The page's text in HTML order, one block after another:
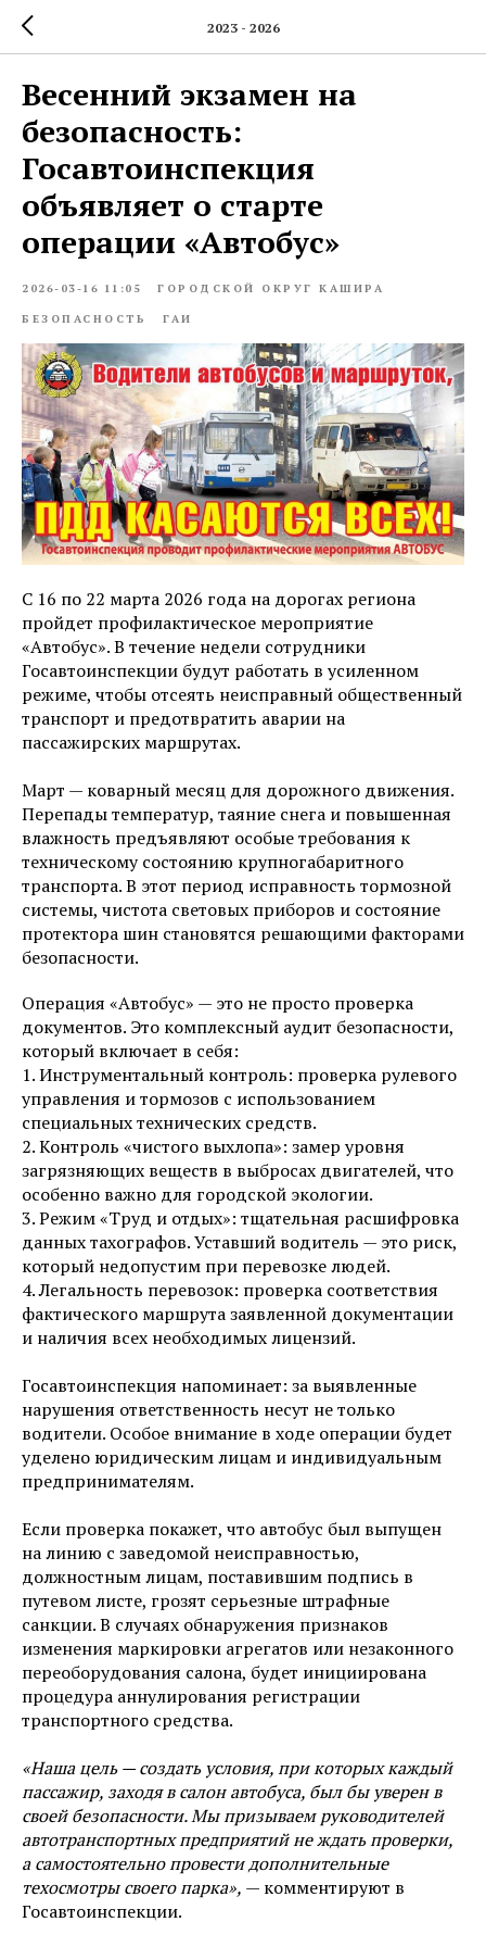
2023 - 2026
Весенний экзамен на
безопасность:
Госавтоинспекция
объявляет о старте
операции «Автобус»
2026-03-16 11:05 ГОРОДСКОЙ ОКРУГ КАШИРА
БЕЗОПАСНОСТЬ ГАИ
С 16 по 22 марта 2026 года на дорогах региона
пройдет профилактическое мероприятие
«Автобус». В течение недели сотрудники
Госавтоинспекции будут работать в усиленном
режиме, чтобы отсеять неисправный общественный
транспорт и предотвратить аварии на
пассажирских маршрутах.
Март — коварный месяц для дорожного движения.
Перепады температур, таяние снега и повышенная
влажность предъявляют особые требования к
техническому состоянию крупногабаритного
транспорта. В этот период исправность тормозной
системы, чистота световых приборов и состояние
протектора шин становятся решающими факторами
безопасности.
Операция «Автобус» — это не просто проверка
документов. Это комплексный аудит безопасности,
который включает в себя:
1. Инструментальный контроль: проверка рулевого
управления и тормозов с использованием
специальных технических средств.
2. Контроль «чистого выхлопа»: замер уровня
загрязняющих веществ в выбросах двигателей, что
особенно важно для городской экологии.
3. Режим «Труд и отдых»: тщательная расшифровка
данных тахографов. Уставший водитель — это риск,
который недопустим при перевозке людей.
4. Легальность перевозок: проверка соответствия
фактического маршрута заявленной документации
и наличия всех необходимых лицензий.
Госавтоинспекция напоминает: за выявленные
нарушения ответственность несут не только
водители. Особое внимание в ходе операции будет
уделено юридическим лицам и индивидуальным
предпринимателям.
Если проверка покажет, что автобус был выпущен
на линию с заведомой неисправностью,
должностным лицам, поставившим подпись в
путевом листе, грозят серьезные штрафные
санкции. В случаях обнаружения признаков
изменения маркировки агрегатов или незаконного
переоборудования салона, будет инициирована
процедура аннулирования регистрации
транспортного средства.
«Наша цель — создать условия, при которых каждый
пассажир, заходя в салон автобуса, был бы уверен в
своей безопасности. Мы призываем руководителей
автотранспортных предприятий не ждать проверки,
а самостоятельно провести дополнительные
техосмотры своего парка», — комментируют в
Госавтоинспекции.